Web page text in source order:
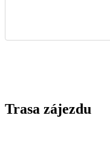
Trasa zájezdu